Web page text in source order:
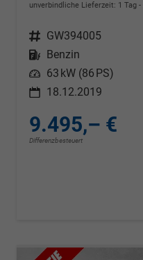
unverbindliche Lieferzeit: 1 Tag
Fahrzeugnr. GW394005
Kraftstoff
Benzin
Leistung 63 kW (86 PS)
18.12.2019
9.495,– €
Differenzbesteuert